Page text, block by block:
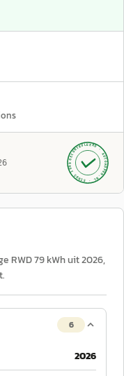
GECONTROLEERD ·
AUTOKOPEN.NL
· SINDS 1999 ·
RWD 79 kWh uit 2026,
6
2026